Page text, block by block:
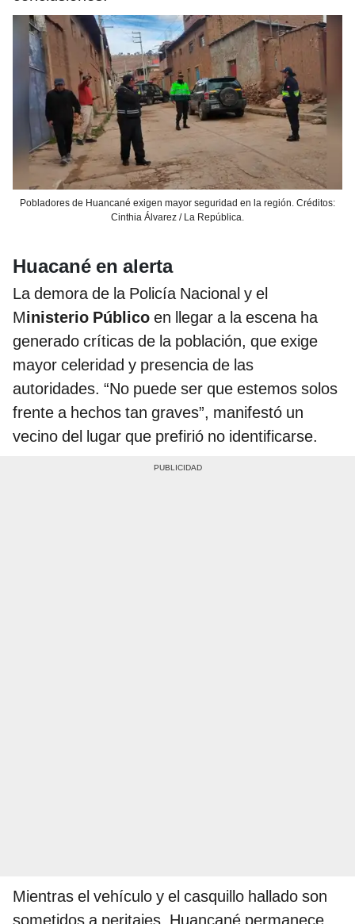
Pobladores de Huancané exigen mayor seguridad en la región. Créditos:
Cinthia Álvarez / La República.
Huacané en alerta
La demora de la Policía Nacional y el
Ministerio Público en llegar a la escena ha
generado críticas de la población, que exige
mayor celeridad y presencia de las
autoridades. “No puede ser que estemos solos
frente a hechos tan graves”, manifestó un
vecino del lugar que prefirió no identificarse.
Mientras el vehículo y el casquillo hallado son